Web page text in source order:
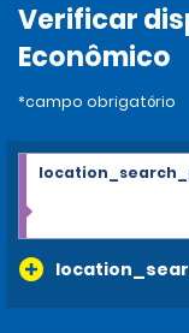
Verificar
Econômico
*campo obrigatório